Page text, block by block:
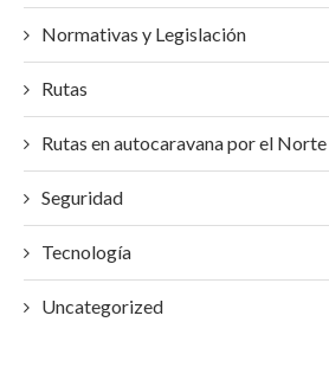
Normativas y Legislación
Rutas
Rutas en autocaravana por el Norte
Seguridad
Tecnología
Uncategorized